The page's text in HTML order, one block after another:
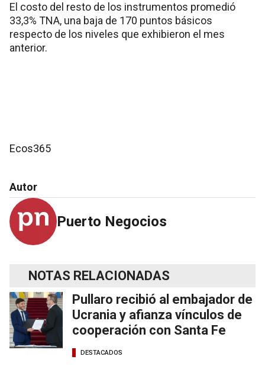
El costo del resto de los instrumentos promedió
33,3% TNA, una baja de 170 puntos básicos
respecto de los niveles que exhibieron el mes
anterior.
Ecos365
Autor
Puerto Negocios
NOTAS RELACIONADAS
Pullaro recibió al embajador de
Ucrania y afianza vínculos de
cooperación con Santa Fe
DESTACADOS